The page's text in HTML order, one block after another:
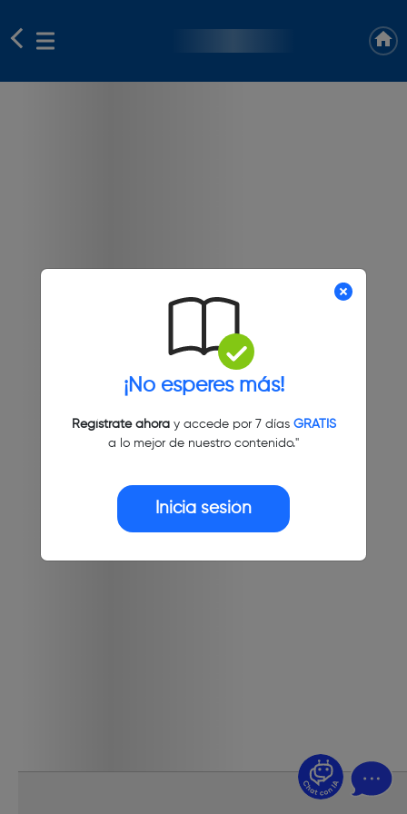
¡No esperes más!
Regístrate ahoray accede por 7 días GRATIS
a lo mejor de nuestro contenido."
Inicia sesión